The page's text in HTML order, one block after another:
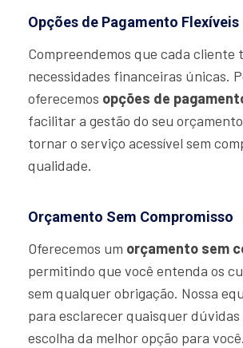
Opções de Pagamento Flexíveis
Compreendemos que cada cliente
necessidades financeiras únicas.
oferecemos opções de
facilitar a gestão do seu
tornar o serviço acessível sem
qualidade.
Orçamento Sem Compromisso
Oferecemos um orçamento sem
permitindo que você entenda os
sem qualquer obrigação. Nossa
para esclarecer quaisquer dúvidas
escolha da melhor opção para você.